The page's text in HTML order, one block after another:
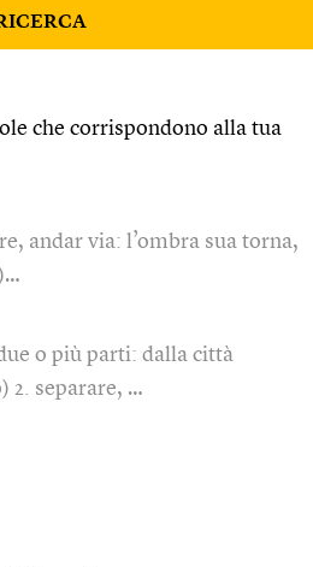
che corrispondono alla tua
andar via: l’ombra sua torna,
o più parti: dalla città
2. separare, …